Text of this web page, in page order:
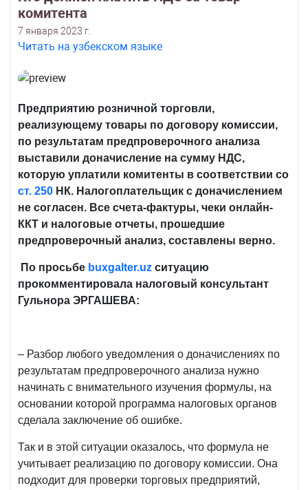
комитента
7 января 2023 г.
Читать на узбекском языке
Предприятию розничной торговли,
реализующему товары по договору комиссии,
по результатам предпроверочного анализа
выставили доначисление на сумму НДС,
которую уплатили комитенты в соответствии со
ст. 250 НК. Налогоплательщик с доначислением
не согласен. Все счета-фактуры, чеки онлайн-
ККТ и налоговые отчеты, прошедшие
предпроверочный анализ, составлены верно.
По просьбе buxgalter.uz ситуацию
прокомментировала налоговый консультант
Гульнора ЭРГАШЕВА:
– Разбор любого уведомления о доначислениях по
результатам предпроверочного анализа нужно
начинать с внимательного изучения формулы, на
основании которой программа налоговых органов
сделала заключение об ошибке.
Так и в этой ситуации оказалось, что формула не
учитывает реализацию по договору комиссии. Она
подходит для проверки торговых предприятий,